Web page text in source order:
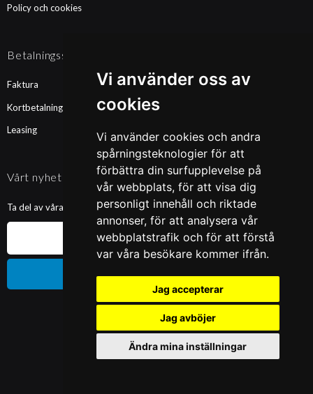
Vi använder oss av
cookies
Vi använder cookies och andra
spårningsteknologier för att
förbättra din surfupplevelse på
vår webbplats, för att visa dig
personligt innehåll och riktade
annonser, för att analysera vår
webbplatstrafik och för att förstå
var våra besökare kommer ifrån.
Jag accepterar
Jag avböjer
Ändra mina inställningar
Policy och cookies
Betalningssätt
Faktura
Kortbetalning
Leasing
Vårt nyhetsbrev
Ta del av våra nyheter och kampanjer. Fyll i din mailadress nedan!
Prenumerera